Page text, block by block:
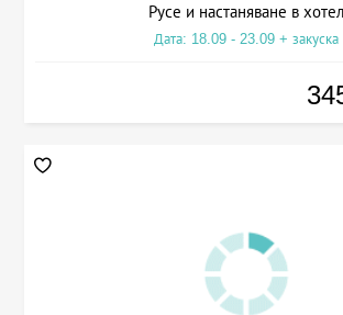
Русе и настаняване в хотел
Дата: 18.09 - 23.09 + закуска